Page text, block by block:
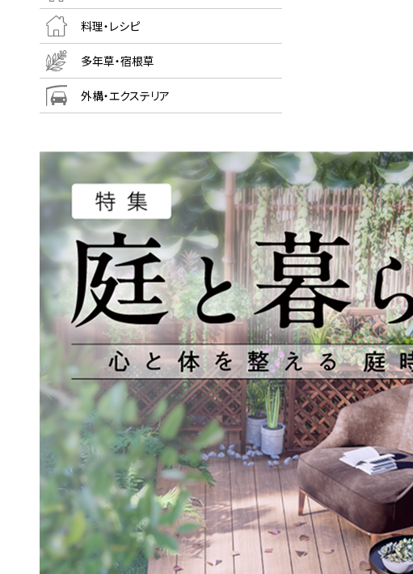
料理・レシピ
多年草・宿根草
外構・エクステリア